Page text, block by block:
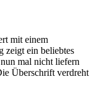
mit einem
zeigt ein beliebtes
mal nicht liefern
Überschrift verdreht